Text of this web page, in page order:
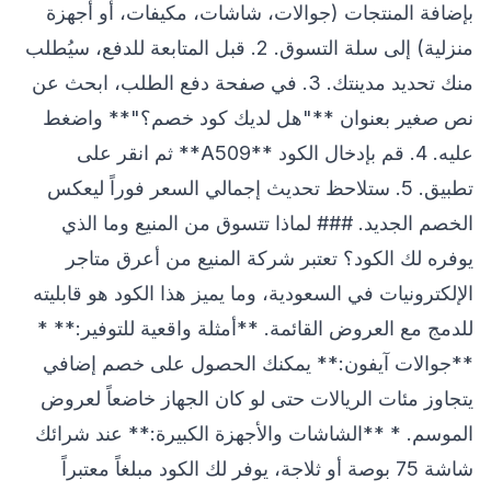
بإضافة المنتجات (جوالات، شاشات، مكيفات، أو أجهزة
منزلية) إلى سلة التسوق. 2. قبل المتابعة للدفع، سيُطلب
منك تحديد مدينتك. 3. في صفحة دفع الطلب، ابحث عن
نص صغير بعنوان **"هل لديك كود خصم؟"** واضغط
عليه. 4. قم بإدخال الكود **A509** ثم انقر على
تطبيق. 5. ستلاحظ تحديث إجمالي السعر فوراً ليعكس
الخصم الجديد. ### لماذا تتسوق من المنيع وما الذي
يوفره لك الكود؟ تعتبر شركة المنيع من أعرق متاجر
الإلكترونيات في السعودية، وما يميز هذا الكود هو قابليته
للدمج مع العروض القائمة. **أمثلة واقعية للتوفير:** *
**جوالات آيفون:** يمكنك الحصول على خصم إضافي
يتجاوز مئات الريالات حتى لو كان الجهاز خاضعاً لعروض
الموسم. * **الشاشات والأجهزة الكبيرة:** عند شرائك
شاشة 75 بوصة أو ثلاجة، يوفر لك الكود مبلغاً معتبراً